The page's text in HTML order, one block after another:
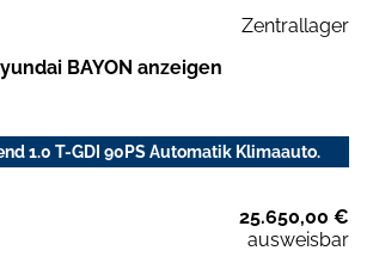
Zentrallager
BAYON anzeigen
1.0 T-GDI 90PS Automatik Klimaauto.
25.650,00 €
ausweisbar